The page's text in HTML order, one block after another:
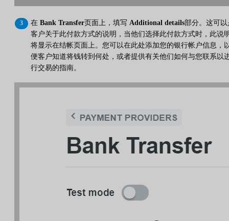
在 Bank Transfer页面上，填写 Additional details部分。这可以
客户关于此付款方式的说明，当他们选择此付款方式时，此说
将显示在结帐页面上。您可以在此处添加您的银行帐户信息，
便客户知道将钱转到何处，或者提供有关他们如何与您联系以
行交易的指南。